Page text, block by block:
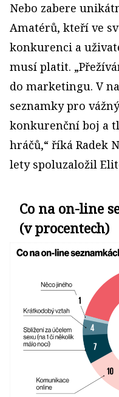
Nebo zabere
Amatérů, kteří ve
konkurenci a
musí platit.
do marketingu. V
seznamky pro
konkurenční boj a
hráčů,“ říká Radek
lety spoluzaložil
Co na on-line
(v procentech)